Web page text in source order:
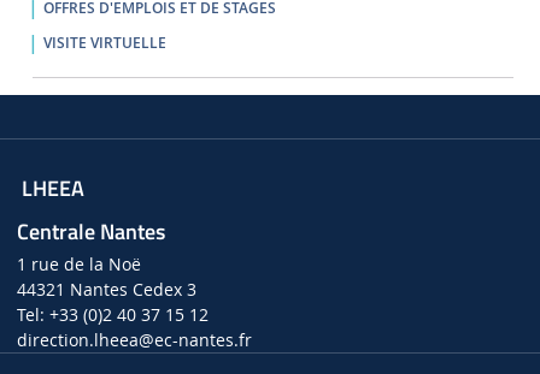
OFFRES D'EMPLOIS ET DE STAGES
VISITE VIRTUELLE
LHEEA
Centrale Nantes
1 rue de la Noë
44321 Nantes Cedex 3
Tel: +33 (0)2 40 37 15 12
direction.lheea@ec-nantes.fr